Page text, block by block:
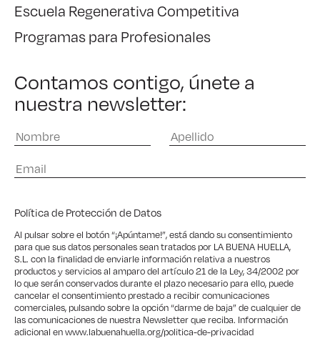
Escuela Regenerativa Competitiva
Programas para Profesionales
Contamos contigo, únete a
nuestra newsletter:
Política de Protección de Datos
Al pulsar sobre el botón “¡Apúntame!”, está dando su consentimiento
para que sus datos personales sean tratados por LA BUENA HUELLA,
S.L. con la finalidad de enviarle información relativa a nuestros
productos y servicios al amparo del artículo 21 de la Ley, 34/2002 por
lo que serán conservados durante el plazo necesario para ello, puede
cancelar el consentimiento prestado a recibir comunicaciones
comerciales, pulsando sobre la opción “darme de baja” de cualquier de
las comunicaciones de nuestra Newsletter que reciba. Información
adicional enwww.labuenahuella.org/politica-de-privacidad